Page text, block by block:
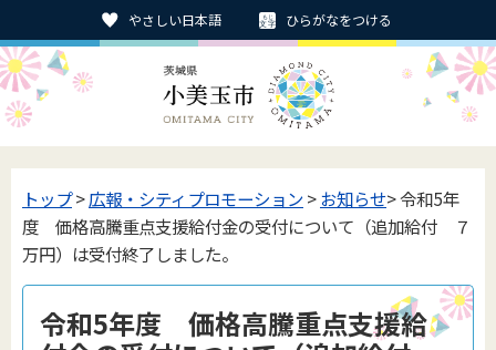
やさしい日本語 ひらがなをつける
トップ>広報・シティプロモーション>お知らせ> 令和5年
度 価格高騰重点支援給付金の受付について（追加給付 ７
万円）は受付終了しました。
令和5年度 価格高騰重点支援給